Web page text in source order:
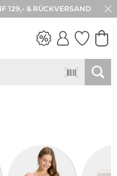
129,- & RÜCKVERSAND